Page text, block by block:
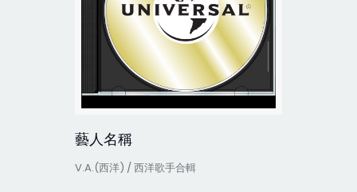
藝人名稱
V.A.(西洋) / 西洋歌手合輯